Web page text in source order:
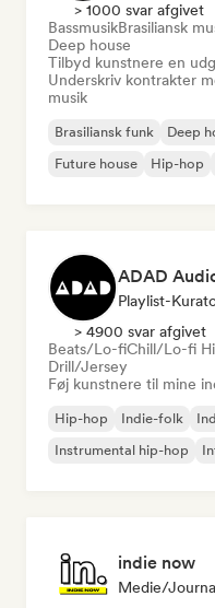
> 1000 svar afgivet
BassmusikBrasiliansk
Deep house
Tilbyd kunstnere en
Underskriv kontrakter
musik
Brasiliansk funk Deep
Future house
Hip-hop
ADAD
Playlist-
> 4900 svar afgivet
Beats/Lo-fiChill/Lo-fi
Drill/Jersey
Føj kunstnere til mine
Hip-hop Indie-folk
Instrumental hip-hop
indie now
Medie/